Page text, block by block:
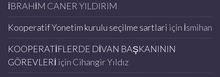
İBRAHİM CANER YILDIRIM
Kooperatif Yonetim kurulu seçilme sartlari için İsmihan
KOOPERATİFLERDE DİVAN BAŞKANININ
GÖREVLERİ için Cihangir Yıldız